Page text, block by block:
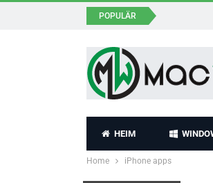
POPULÄR
HEIM
Home iPhone apps